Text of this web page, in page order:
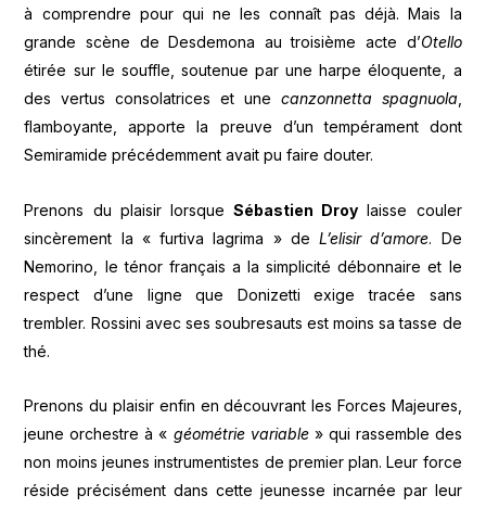
à comprendre pour qui ne les connaît pas déjà. Mais la
grande scène de Desdemona au troisième acte d’Otello
étirée sur le souffle, soutenue par une harpe éloquente, a
des vertus consolatrices et une canzonnetta spagnuola,
flamboyante, apporte la preuve d’un tempérament dont
Semiramide précédemment avait pu faire douter.
Prenons du plaisir lorsqueSébastien Droy laisse couler
sincèrement la « furtiva lagrima » deL’elisir d’amore. De
Nemorino, le ténor français a la simplicité débonnaire et le
respect d’une ligne que Donizetti exige tracée sans
trembler. Rossini avec ses soubresauts est moins sa tasse de
thé.
Prenons du plaisir enfin en découvrant les Forces Majeures,
jeune orchestre à « géométrie variable» qui rassemble des
non moins jeunes instrumentistes de premier plan. Leur force
réside précisément dans cette jeunesse incarnée par leur